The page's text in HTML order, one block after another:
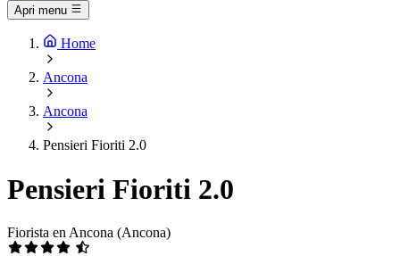
Apri menu
Home
Ancona
Ancona
Pensieri Fioriti 2.0
Pensieri Fioriti 2.0
Fiorista en Ancona (Ancona)